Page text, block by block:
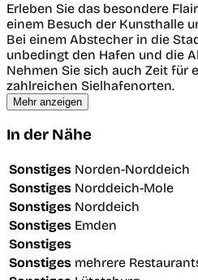
Erleben Sie das besondere
einem Besuch der Kunsthalle
Bei einem Abstecher in die
unbedingt den Hafen und die
Nehmen Sie sich auch Zeit für
zahlreichen Sielhafenorten.
Mehr anzeigen
In der Nähe
Sonstiges Norden-Norddeich
Sonstiges Norddeich-Mole
Sonstiges Norddeich
Sonstiges Emden
Sonstiges
Sonstiges mehrere